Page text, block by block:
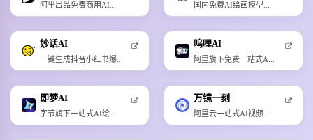
阿里出品免费商用AI... 国内免费AI绘画模型...
妙话AI
一键生成抖音小红书爆...
呜哩AI
阿里旗下免费一站式A...
即梦AI
字节旗下一站式AI绘...
万镜一刻
阿里云一站式AI视频...